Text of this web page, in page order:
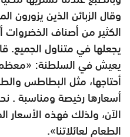
وقال الزبائن الذين يزورون
يجعلها في متناول الجميع.
يعيش في السلطنة: «معظم
أحتاجها، مثل البطاطس
أسعارها رخيصة ومناسبة
الآن، ولذلك فهذه الأسعار
الطعام لعائلاتنا».